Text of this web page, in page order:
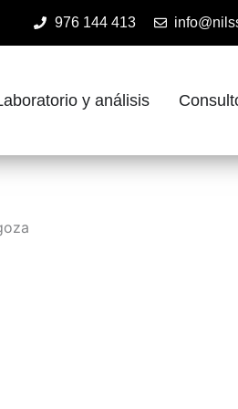
976 144 413
y análisis